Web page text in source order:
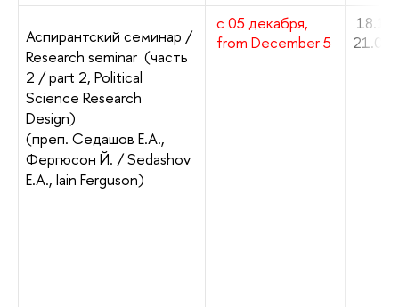
Аспирантский семинар /
Research seminar (часть
2 / part 2, Political
Science Research
Design)
(преп. Седашов Е.А.,
Фергюсон Й. / Sedashov
E.A., Iain Ferguson)
с 05 декабря,
from December 5
21.00